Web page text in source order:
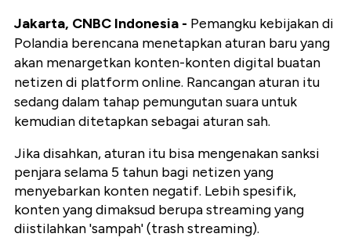
Jakarta, CNBC Indonesia - Pemangku kebijakan di
Polandia berencana menetapkan aturan baru yang
akan menargetkan konten-konten digital buatan
netizen di platform online. Rancangan aturan itu
sedang dalam tahap pemungutan suara untuk
kemudian ditetapkan sebagai aturan sah.
Jika disahkan, aturan itu bisa mengenakan sanksi
penjara selama 5 tahun bagi netizen yang
menyebarkan konten negatif. Lebih spesifik,
konten yang dimaksud berupa streaming yang
diistilahkan 'sampah' (trash streaming).